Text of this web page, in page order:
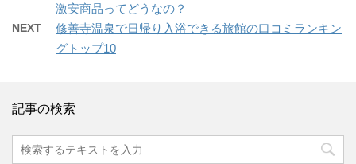
激安商品ってどうなの？
NEXT
修善寺温泉で日帰り入浴できる旅館の口コミランキン
グトップ10
記事の検索